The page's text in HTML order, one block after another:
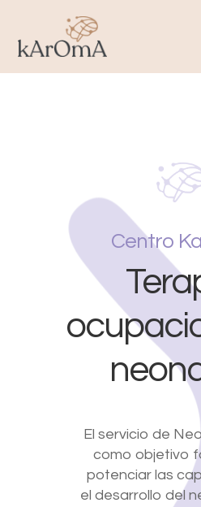
Centro
El servicio de
como objetivo
potenciar las
el desarrollo del